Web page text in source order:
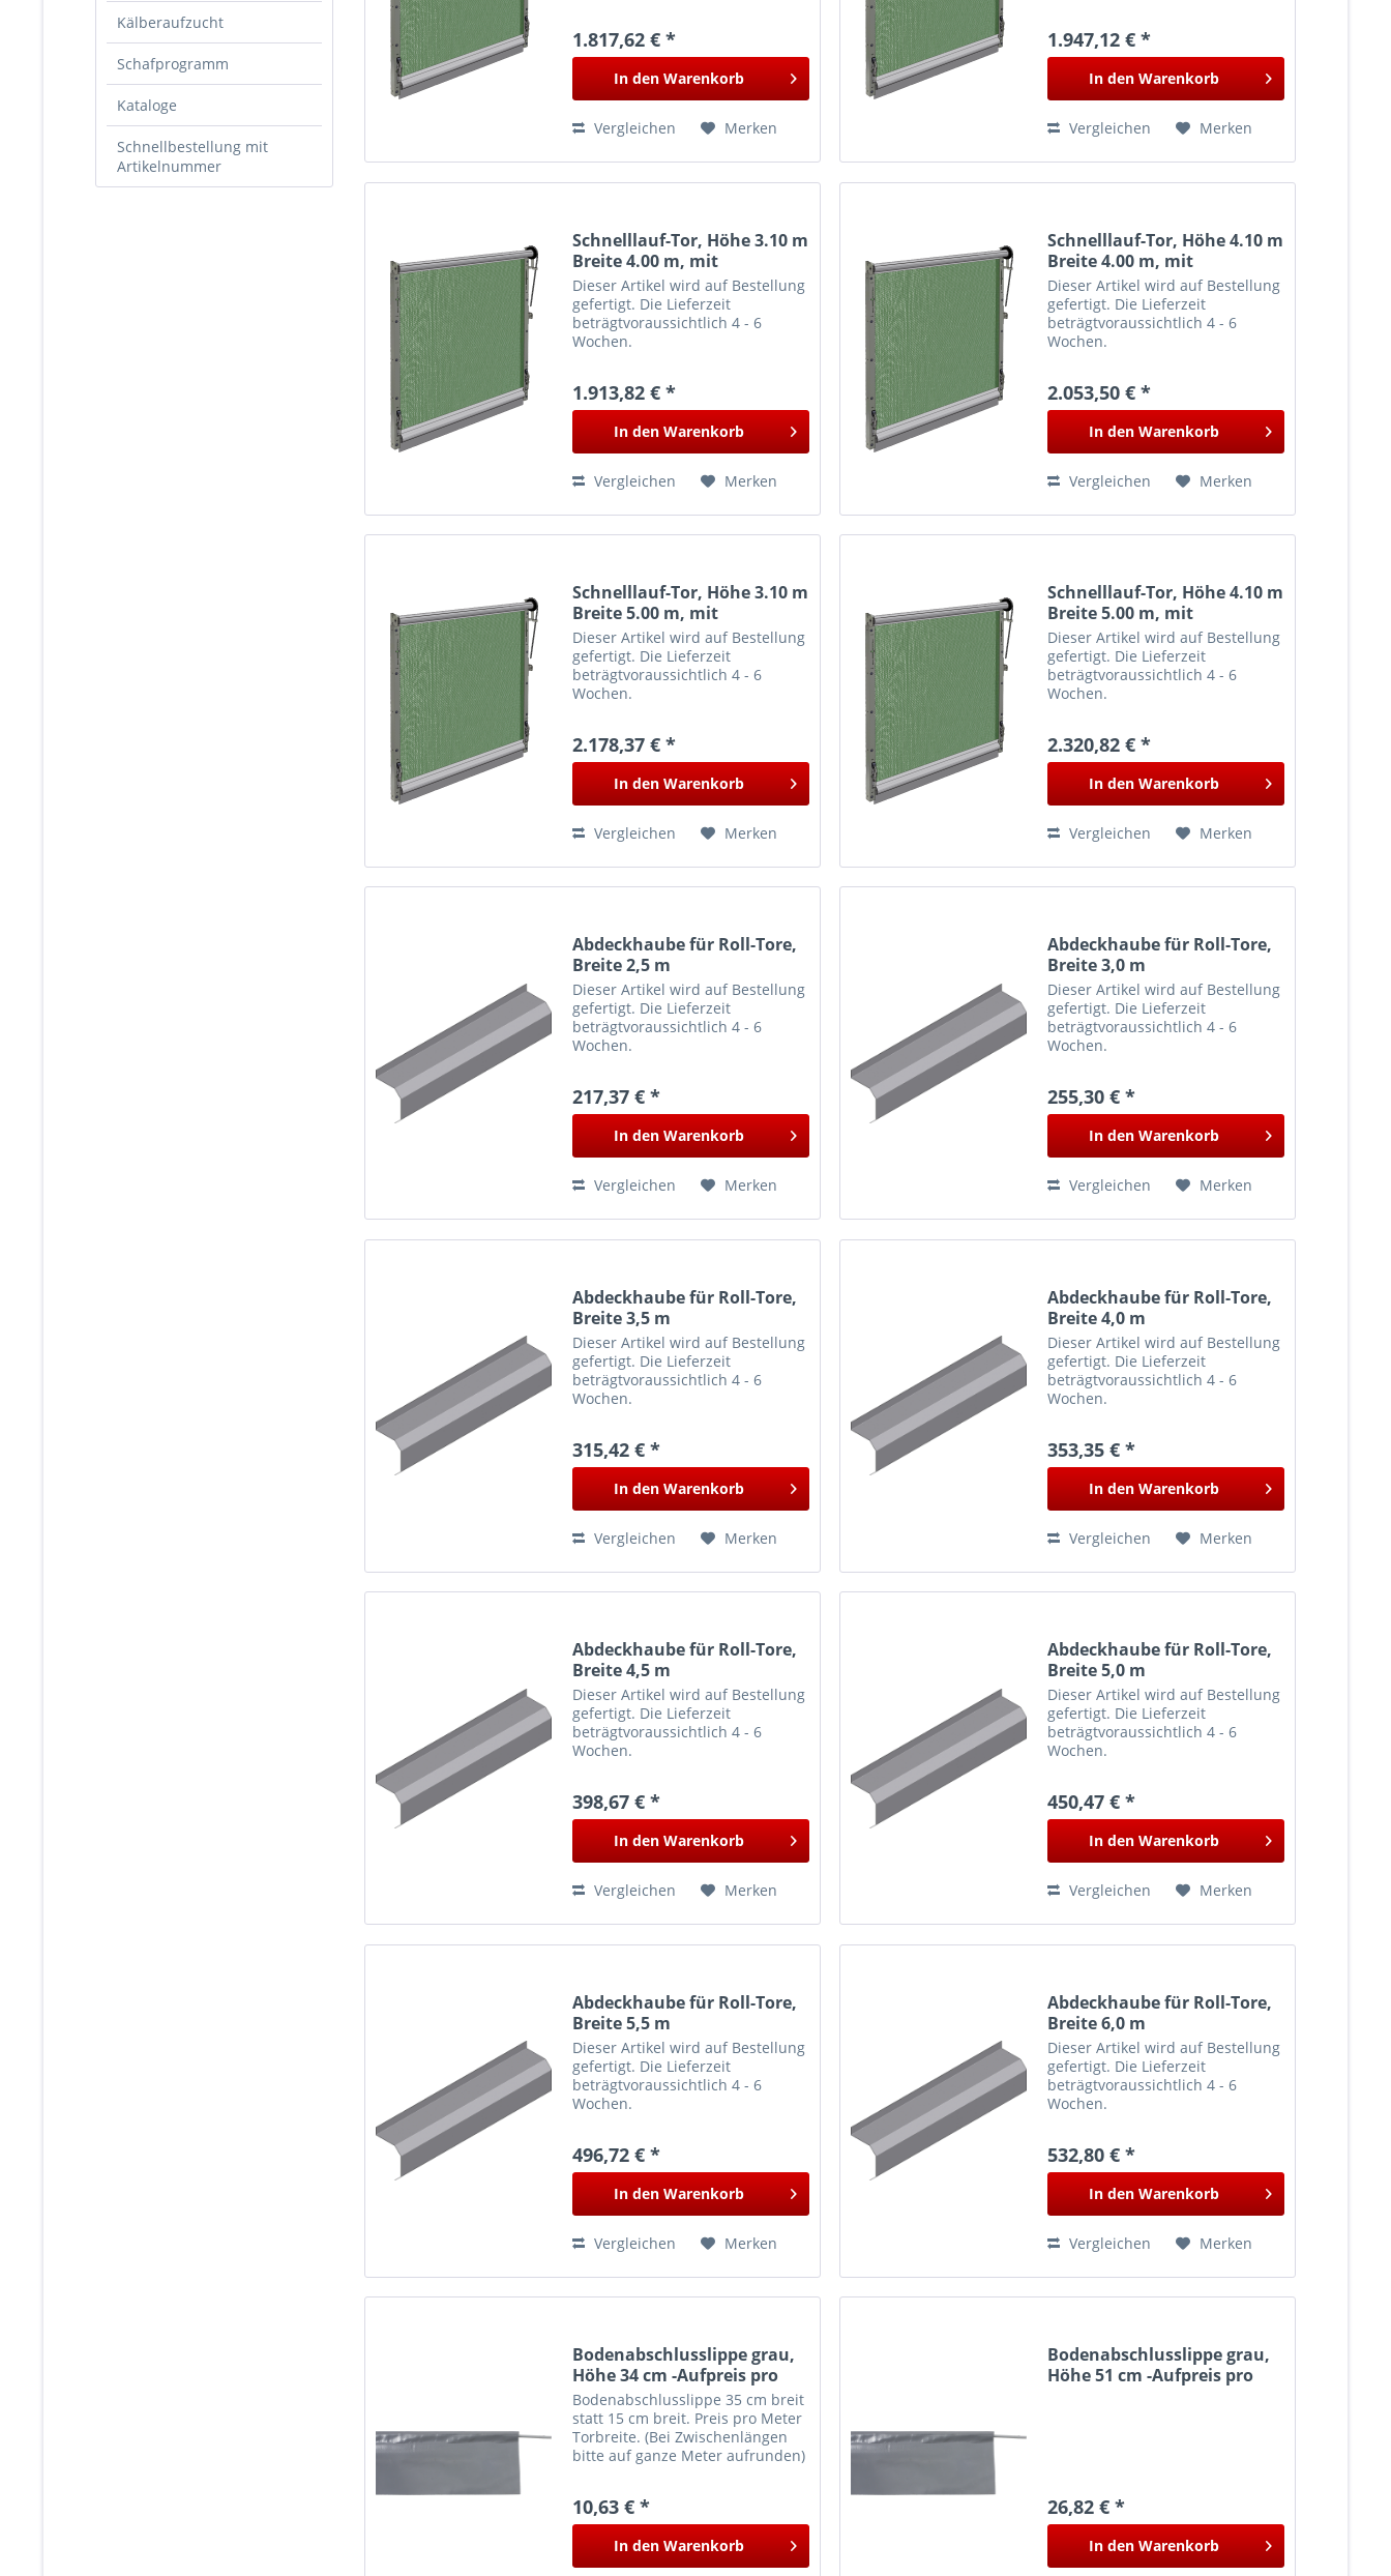
Kälberaufzucht
Schafprogramm
Kataloge
Schnellbestellung mit
Artikelnummer
1.817,62 € *
In den Warenkorb
Vergleichen Merken
1.947,12 € *
In den Warenkorb
Vergleichen Merken
Schnelllauf-Tor, Höhe 3.10 m
Breite 4.00 m, mit
Führungsschiene
Dieser Artikel wird auf Bestellung
gefertigt. Die Lieferzeit
beträgtvoraussichtlich 4 - 6
Wochen.
1.913,82 € *
In den Warenkorb
Vergleichen Merken
Schnelllauf-Tor, Höhe 4.10 m
Breite 4.00 m, mit
Führungsschiene
Dieser Artikel wird auf Bestellung
gefertigt. Die Lieferzeit
beträgtvoraussichtlich 4 - 6
Wochen.
2.053,50 € *
In den Warenkorb
Vergleichen Merken
Schnelllauf-Tor, Höhe 3.10 m
Breite 5.00 m, mit
Führungsschiene
Dieser Artikel wird auf Bestellung
gefertigt. Die Lieferzeit
beträgtvoraussichtlich 4 - 6
Wochen.
2.178,37 € *
In den Warenkorb
Vergleichen Merken
Schnelllauf-Tor, Höhe 4.10 m
Breite 5.00 m, mit
Führungsschiene
Dieser Artikel wird auf Bestellung
gefertigt. Die Lieferzeit
beträgtvoraussichtlich 4 - 6
Wochen.
2.320,82 € *
In den Warenkorb
Vergleichen Merken
Abdeckhaube für Roll-Tore,
Breite 2,5 m
Dieser Artikel wird auf Bestellung
gefertigt. Die Lieferzeit
beträgtvoraussichtlich 4 - 6
Wochen.
217,37 € *
In den Warenkorb
Vergleichen Merken
Abdeckhaube für Roll-Tore,
Breite 3,0 m
Dieser Artikel wird auf Bestellung
gefertigt. Die Lieferzeit
beträgtvoraussichtlich 4 - 6
Wochen.
255,30 € *
In den Warenkorb
Vergleichen Merken
Abdeckhaube für Roll-Tore,
Breite 3,5 m
Dieser Artikel wird auf Bestellung
gefertigt. Die Lieferzeit
beträgtvoraussichtlich 4 - 6
Wochen.
315,42 € *
In den Warenkorb
Vergleichen Merken
Abdeckhaube für Roll-Tore,
Breite 4,0 m
Dieser Artikel wird auf Bestellung
gefertigt. Die Lieferzeit
beträgtvoraussichtlich 4 - 6
Wochen.
353,35 € *
In den Warenkorb
Vergleichen Merken
Abdeckhaube für Roll-Tore,
Breite 4,5 m
Dieser Artikel wird auf Bestellung
gefertigt. Die Lieferzeit
beträgtvoraussichtlich 4 - 6
Wochen.
398,67 € *
In den Warenkorb
Vergleichen Merken
Abdeckhaube für Roll-Tore,
Breite 5,0 m
Dieser Artikel wird auf Bestellung
gefertigt. Die Lieferzeit
beträgtvoraussichtlich 4 - 6
Wochen.
450,47 € *
In den Warenkorb
Vergleichen Merken
Abdeckhaube für Roll-Tore,
Breite 5,5 m
Dieser Artikel wird auf Bestellung
gefertigt. Die Lieferzeit
beträgtvoraussichtlich 4 - 6
Wochen.
496,72 € *
In den Warenkorb
Vergleichen Merken
Abdeckhaube für Roll-Tore,
Breite 6,0 m
Dieser Artikel wird auf Bestellung
gefertigt. Die Lieferzeit
beträgtvoraussichtlich 4 - 6
Wochen.
532,80 € *
In den Warenkorb
Vergleichen Merken
Bodenabschlusslippe grau,
Höhe 34 cm -Aufpreis pro
Meter Torbeite-
Bodenabschlusslippe 35 cm breit
statt 15 cm breit. Preis pro Meter
Torbreite. (Bei Zwischenlängen
bitte auf ganze Meter aufrunden)
10,63 € *
In den Warenkorb
Bodenabschlusslippe grau,
Höhe 51 cm -Aufpreis pro
26,82 € *
In den Warenkorb